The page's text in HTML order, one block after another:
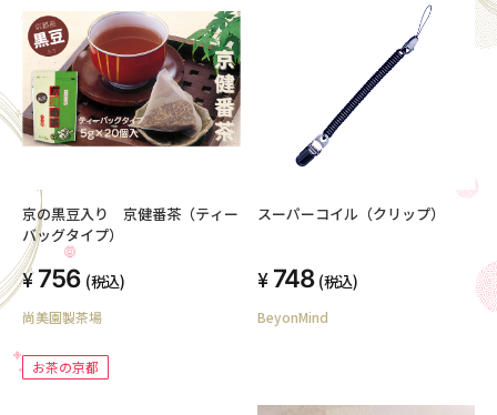
京の黒豆入り 京健番茶（ティー
バッグタイプ）
756 (税込)
尚美園製茶場
お茶の京都
スーパーコイル（クリップ）
748 (税込)
BeyonMind